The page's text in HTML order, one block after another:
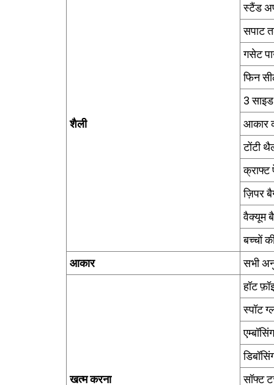
शैली
स्टैंड
सपाट
गसेट
फिन
3
आकार
टोंटी
क्राफ्ट
ज़िपर
वैक्यूम
बच्चों
आकार
सभी
खत्म करना
हॉट
स्पॉट
एम्बॉसिंग
सॉफ्ट